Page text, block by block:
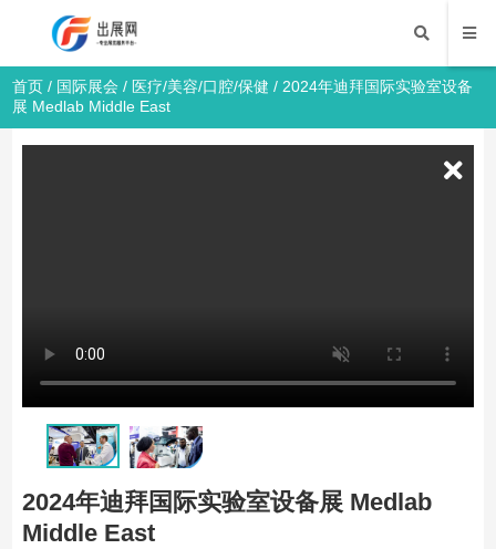
首页 / 国际展会 / 医疗/美容/口腔/保健 / 2024年迪拜国际实验室设备
展 Medlab Middle East
2024年迪拜国际实验室设备展 Medlab
Middle East